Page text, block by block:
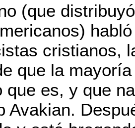
(que
cristianos,
que la
que es, y que
Avakian.